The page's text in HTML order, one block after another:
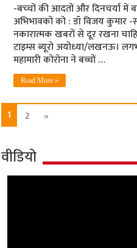
-बच्‍चों की आदतों और दिनचर्या में
अभिभावकों को : डॉ विजय कुमार
नकारात्‍मक खबरों से दूर रखना
टाइम्‍स ब्‍यूरो अयोध्‍या/लखनऊ।
महामारी कोरोना ने बच्चों …
Read More »
1 2 »
वीडियो